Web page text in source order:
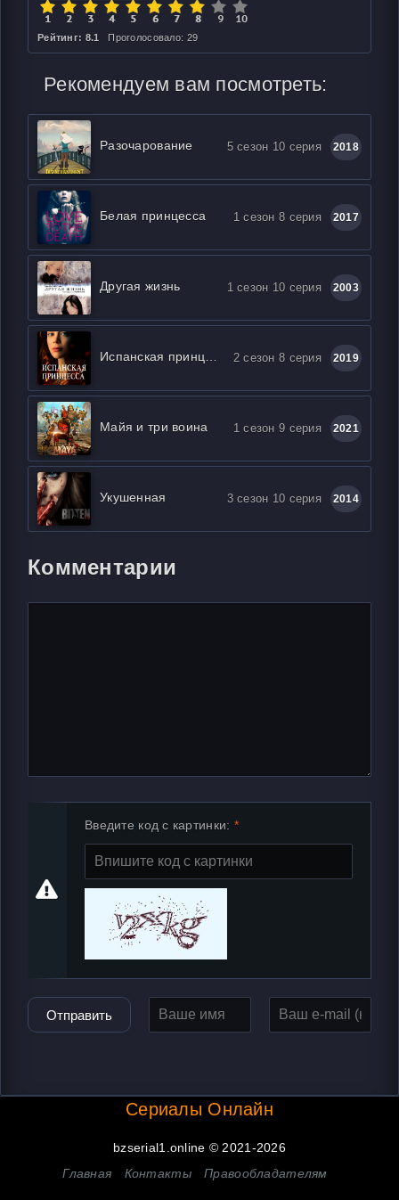
Рейтинг: 8.1 Проголосовало: 29
Рекомендуем вам посмотреть:
Разочарование 5 сезон 10 серия 2018
Белая принцесса 1 сезон 8 серия 2017
Другая жизнь 1 сезон 10 серия 2003
2 сезон 8 серия 2019
Майя и три воина 1 сезон 9 серия 2021
Укушенная 3 сезон 10 серия 2014
Комментарии
Введите код с картинки:
Отправить
Сериалы Онлайн
bzserial1.online © 2021-2026
Главная
Контакты Правообладателям